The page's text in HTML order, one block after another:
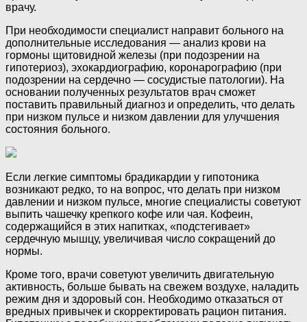
врачу.
При необходимости специалист направит больного на
дополнительные исследования — анализ крови на
гормоны щитовидной железы (при подозрении на
гипотериоз), эхокардиографию, коронарографию (при
подозрении на сердечно — сосудистые патологии). На
основании полученных результатов врач сможет
поставить правильный диагноз и определить, что делать
при низком пульсе и низком давлении для улучшения
состояния больного.
Если легкие симптомы брадикардии у гипотоника
возникают редко, то на вопрос, что делать при низком
давлении и низком пульсе, многие специалисты советуют
выпить чашечку крепкого кофе или чая. Кофеин,
содержащийся в этих напитках, «подстегивает»
сердечную мышцу, увеличивая число сокращений до
нормы.
Кроме того, врачи советуют увеличить двигательную
активность, больше бывать на свежем воздухе, наладить
режим дня и здоровый сон. Необходимо отказаться от
вредных привычек и скорректировать рацион питания.